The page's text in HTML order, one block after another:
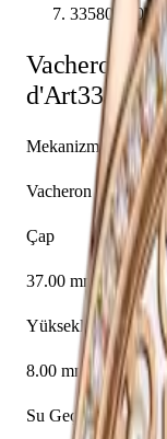
33580/000R-
Vacheron
d'Art33580/
Mekanizma
Vacheron
Çap
37.00 mm
Yükseklik
8.00 mm
Su Geçirmezlik